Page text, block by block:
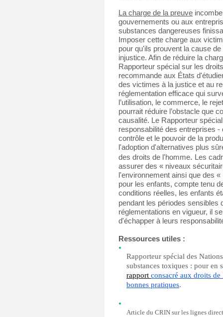
La charge de la preuve
gouvernements ou aux
substances dangereuses
Imposer cette charge aux
pour qu'ils prouvent la cause
injustice. Afin de réduire la
Rapporteur spécial sur les
recommande aux États
des victimes à la justice et au
réglementation efficace qui
l’utilisation, le commerce, le
pourrait réduire l’obstacle que
causalité. Le Rapporteur
responsabilité des entreprises
contrôle et le pouvoir de la
l'adoption d'alternatives plus
des droits de l'homme. Les
assurer des « niveaux
l'environnement ainsi que des
pour les enfants, compte tenu
conditions réelles, les enfants
pendant les périodes sensibles
réglementations en vigueur, il
d'échapper à leurs
Ressources utiles :
Rapporteur spécial des
substances toxiques : pour
rapport consacré aux droits de
bonnes pratiques.
Article du CRIN sur les lignes